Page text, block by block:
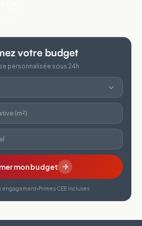
votre budget
personnalisée sous 24h
(m²)
mon budget
engagement Primes CEE incluses